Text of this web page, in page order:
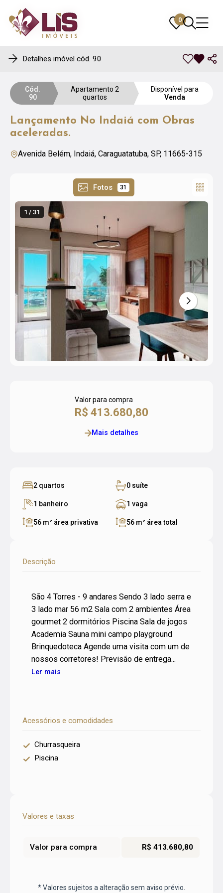
0
0
Detalhes imóvel cód. 90
Cód.
90
Apartamento 2
quartos
Disponível para
Venda
Lançamento No Indaiá com Obras
aceleradas.
Avenida Belém, Indaiá, Caraguatatuba, SP, 11665-315
Fotos 31
1 / 31
Valor para compra
R$ 413.680,80
Mais detalhes
2 quartos 0 suíte
1 banheiro 1 vaga
56 m² área privativa 56 m² área total
Descrição
São 4 Torres - 9 andares Sendo 3 lado serra e
3 lado mar 56 m2 Sala com 2 ambientes Área
gourmet 2 dormitórios Piscina Sala de jogos
Academia Sauna mini campo playground
Brinquedoteca Agende uma visita com um de
nossos corretores! Previsão de entrega...
Ler mais
Acessórios e comodidades
Churrasqueira
Piscina
Valores e taxas
Valor para compra R$ 413.680,80
* Valores sujeitos a alteração sem aviso prévio.